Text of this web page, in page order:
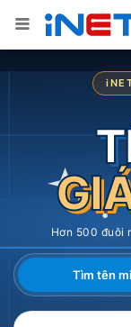
Hơn 500 đuôi
Tìm tên